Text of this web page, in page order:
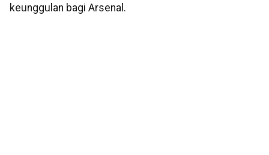
keunggulan bagi Arsenal.